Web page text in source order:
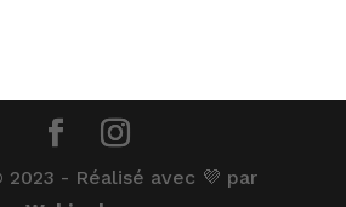
2023 - Réalisé avec 💜 par